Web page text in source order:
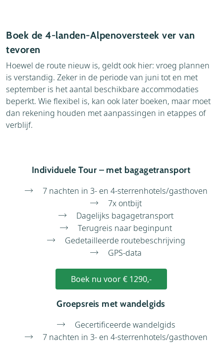
Boek de 4-landen-Alpenoversteek ver van
tevoren
Hoewel de route nieuw is, geldt ook hier: vroeg plannen
is verstandig. Zeker in de periode van juni tot en met
september is het aantal beschikbare accommodaties
beperkt. Wie flexibel is, kan ook later boeken, maar moet
dan rekening houden met aanpassingen in etappes of
verblijf.
Individuele Tour – met bagagetransport
7 nachten in 3- en 4-sterrenhotels/gasthoven
7x ontbijt
Dagelijks bagagetransport
Terugreis naar beginpunt
Gedetailleerde routebeschrijving
GPS-data
Boek nu voor € 1290,-
Groepsreis met wandelgids
Gecertificeerde wandelgids
7 nachten in 3- en 4-sterrenhotels/gasthoven